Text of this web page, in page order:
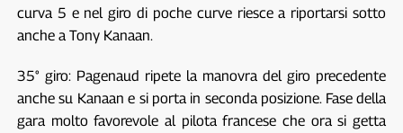
curva 5 e nel giro di poche curve riesce a riportarsi sotto
anche a Tony Kanaan.
35° giro: Pagenaud ripete la manovra del giro precedente
anche su Kanaan e si porta in seconda posizione. Fase della
gara molto favorevole al pilota francese che ora si getta